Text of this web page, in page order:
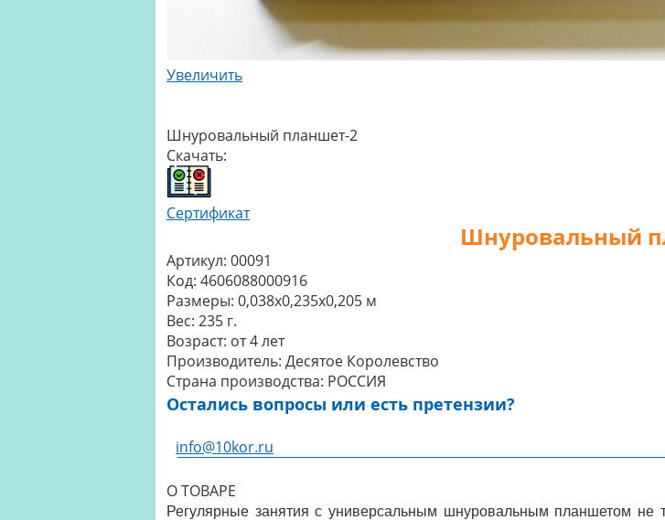
Увеличить
Шнуровальный планшет-2
Скачать:
Сертификат
Шнуровальный
Артикул: 00091
Код: 4606088000916
Размеры: 0,038x0,235x0,205 м
Вес: 235 г.
Возраст: от 4 лет
Производитель: Десятое Королевство
Страна производства: РОССИЯ
Остались вопросы или есть претензии?
info@10kor.ru
О ТОВАРЕ
Регулярные занятия с универсальным шнуровальным планшетом не